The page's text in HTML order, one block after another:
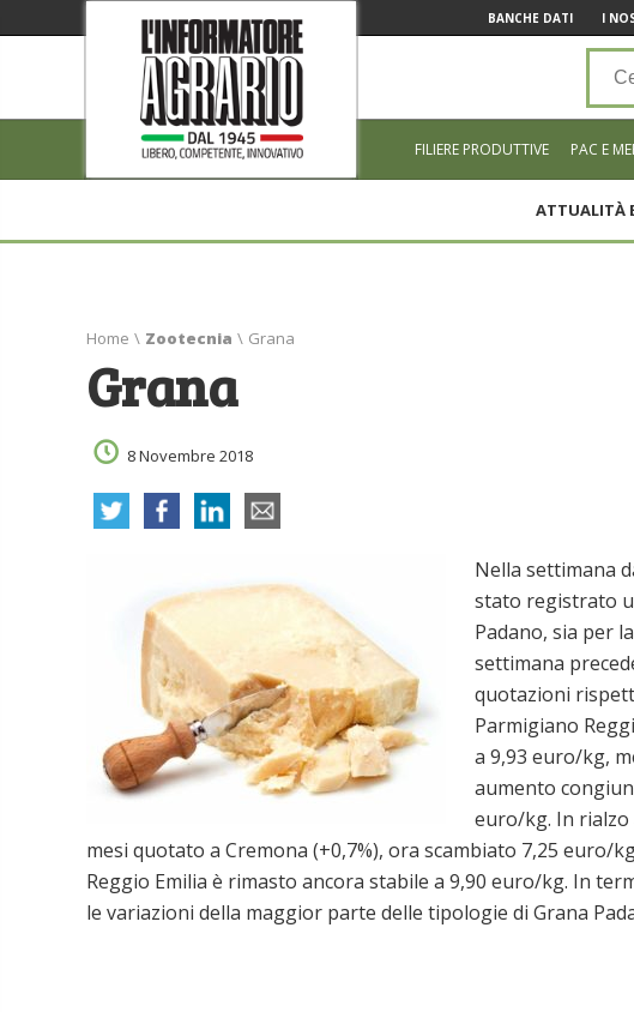
BANCHE DATI I
FILIERE PRODUTTIVE PAC E
ATTUALITÀ
Home \ Zootecnia \ Grana
Grana
8 Novembre 2018
Nella settimana
stato registrato
Padano, sia per
settimana
quotazioni
Parmigiano
a 9,93 euro/kg,
aumento
euro/kg. In rialzo
mesi quotato a Cremona (+0,7%), ora scambiato 7,25 euro/
Reggio Emilia è rimasto ancora stabile a 9,90 euro/kg. In
le variazioni della maggior parte delle tipologie di Grana